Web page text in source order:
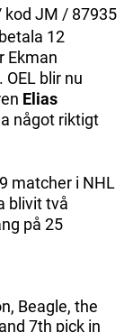
kod JM / 87935
12
Ekman
blir nu
Elias
något riktigt
matcher i NHL
blivit två
på 25
Beagle, the
7th pick in